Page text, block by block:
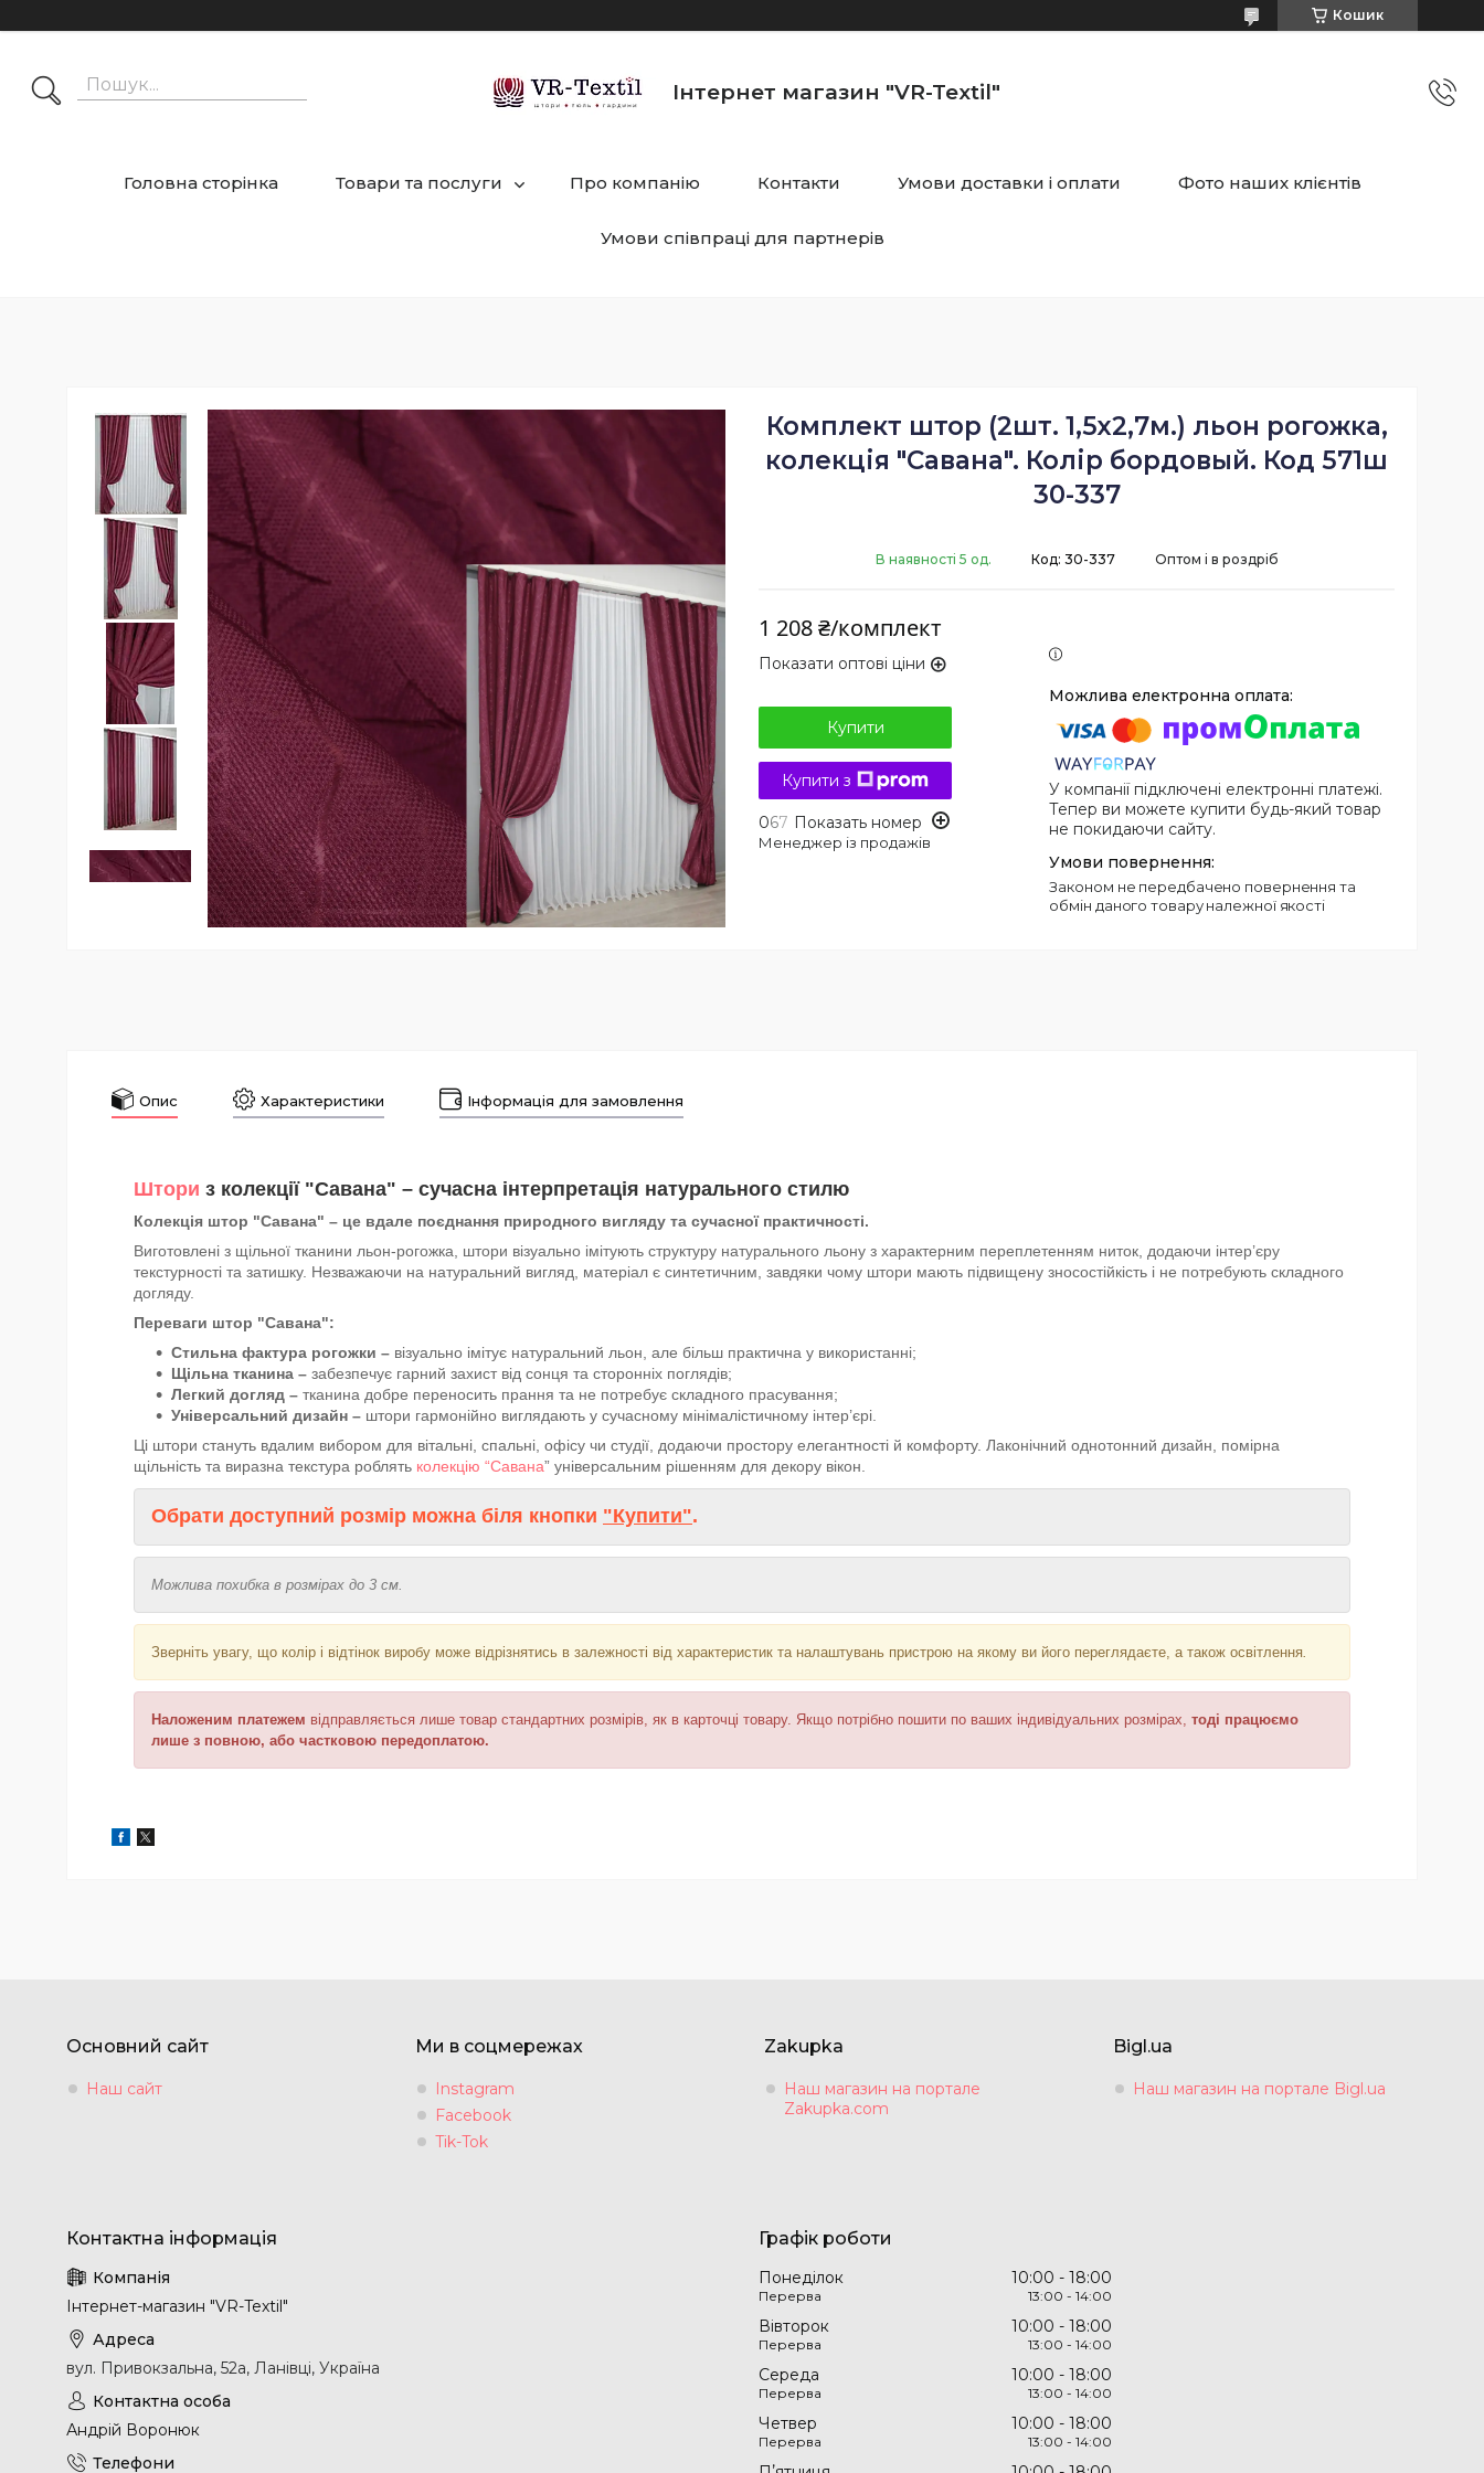
Кошик
Інтернет магазин "VR-Textil"
Головна сторінка Товари та послуги Про компанію Контакти Умови доставки і оплати Фото наших клієнтів
Умови співпраці для партнерів
Комплект штор (2шт. 1,5х2,7м.) льон рогожка,
колекція "Савана". Колір бордовый. Код 571ш
30-337
В наявності 5 од. Оптом і в роздріб
Код: 30-337
1 208 ₴/комплект
Показати оптові ціни
Купити
Купити з
067 Показать номер
Менеджер із продажів
У компанії підключені електронні платежі.
Тепер ви можете купити будь-який товар
не покидаючи сайту.
Законом не передбачено повернення та
обмін даного товару належної якості
Опис Характеристики Інформація для замовлення
Штори з колекції "Савана" – сучасна інтерпретація натурального стилю
Колекція штор "Савана" – це вдале поєднання природного вигляду та сучасної практичності.
Виготовлені з щільної тканини льон-рогожка, штори візуально імітують структуру натурального льону з характерним переплетенням ниток, додаючи інтер’єру
текстурності та затишку. Незважаючи на натуральний вигляд, матеріал є синтетичним, завдяки чому штори мають підвищену зносостійкість і не потребують складного
догляду.
Переваги штор "Савана":
Стильна фактура рогожки – візуально імітує натуральний льон, але більш практична у використанні;
Щільна тканина – забезпечує гарний захист від сонця та сторонніх поглядів;
Легкий догляд – тканина добре переносить прання та не потребує складного прасування;
Універсальний дизайн – штори гармонійно виглядають у сучасному мінімалістичному інтер’єрі.
Ці штори стануть вдалим вибором для вітальні, спальні, офісу чи студії, додаючи простору елегантності й комфорту. Лаконічний однотонний дизайн, помірна
щільність та виразна текстура роблять колекцію “Савана” універсальним рішенням для декору вікон.
Обрати доступний розмір можна біля кнопки "Купити".
Можлива похибка в розмірах до 3 см.
Зверніть увагу, що колір і відтінок виробу може відрізнятись в залежності від характеристик та налаштувань пристрою на якому ви його переглядаєте, а також освітлення.
Наложеним платежем відправляється лише товар стандартних розмірів, як в карточці товару. Якщо потрібно пошити по ваших індивідуальних розмірах, тоді працюємо
лише з повною, або частковою передоплатою.
Основний сайт
Наш сайт
Ми в соцмережах
Instagram
Facebook
Tik-Tok
Zakupka
Наш магазин на портале
Zakupka.com
Bigl.ua
Наш магазин на портале Bigl.ua
Інтернет-магазин "VR-Textil"
вул. Привокзальна, 52а, Ланівці, Україна
Андрій Воронюк
Графік роботи
Понеділок 10:00 18:00
13:00 14:00
Вівторок 10:00 18:00
13:00 14:00
Середа 10:00 18:00
13:00 14:00
Четвер 10:00 18:00
13:00 14:00